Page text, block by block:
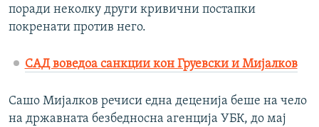
поради неколку други кривични постапки
покренати против него.
САД воведоа санкции кон Груевски и Мијалков
Сашо Мијалков речиси една деценија беше на чело
на државната безбедносна агенција УБК, до мај